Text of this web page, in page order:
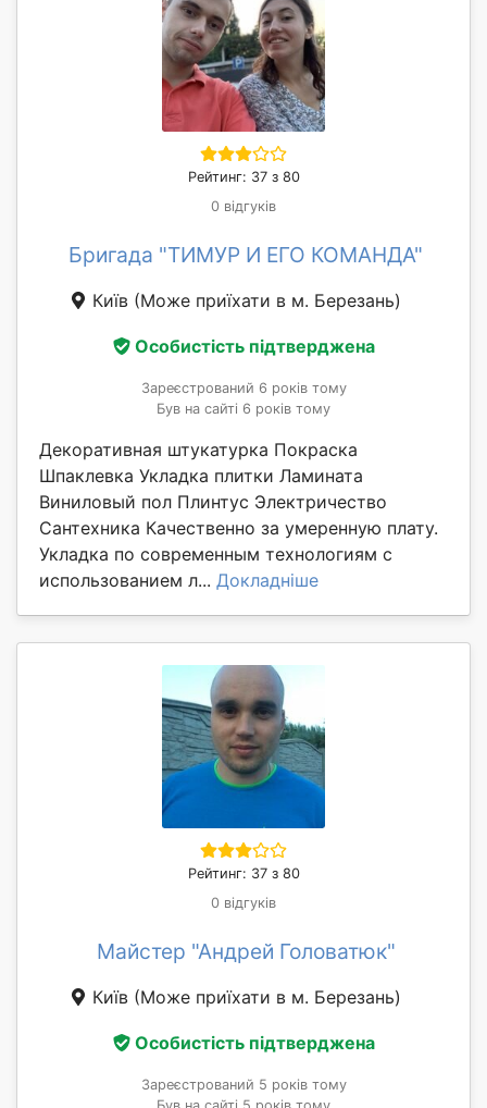
Рейтинг: 37 з 80
0 відгуків
Бригада "ТИМУР И ЕГО КОМАНДА"
Київ (Може приїхати в м. Березань)
Особистість підтверджена
Зареєстрований 6 років тому
Був на сайті 6 років тому
Декоративная штукатурка Покраска
Шпаклевка Укладка плитки Ламината
Виниловый пол Плинтус Электричество
Сантехника Качественно за умеренную плату.
Укладка по современным технологиям с
использованием л... Докладніше
Рейтинг: 37 з 80
0 відгуків
Майстер "Андрей Головатюк"
Київ (Може приїхати в м. Березань)
Особистість підтверджена
Зареєстрований 5 років тому